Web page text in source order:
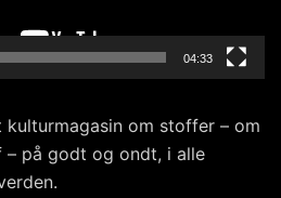
04:33
kulturmagasin om stoffer – om
på godt og ondt, i alle